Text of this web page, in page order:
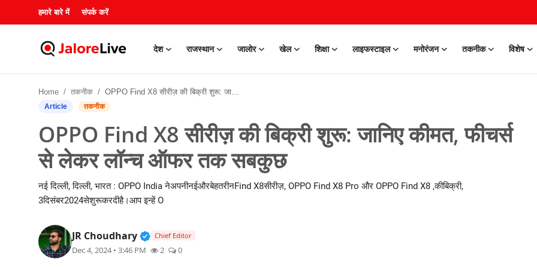
हमारे बारे में संपर्क करें
देश राजस्थान जालोर खेल शिक्षा लाइफस्टाइल मनोरंजन तकनीक विशेष
राजस्थान
Home तकनीक OPPO Find X8 सीरीज़ की बिक्री शुरू: जानिए कीमत, फीचर्स से लेकर लॉन्च ऑफर तक सबकुछ
Article तकनीक
OPPO Find X8 सीरीज़ की बिक्री शुरू: जानिए कीमत, फीचर्स
से लेकर लॉन्च ऑफर तक सबकुछ
नई दिल्ली, दिल्ली, भारत : OPPO India नेअपनीनईऔरबेहतरीनFind X8सीरीज़, OPPO Find X8 Pro और OPPO Find X8 ,कीबिक्री,
3दिसंबर2024सेशुरूकरदीहै।आप इन्हें O
JR Choudhary Verified Public Figure • 30 Mar, 2026
Chief Editor
Dec 4, 2024 • 3:46 PM 2 0